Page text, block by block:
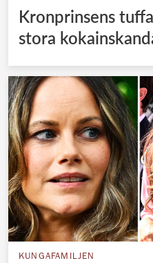
Kronprinsens
stora
KUNGAFAMILJEN